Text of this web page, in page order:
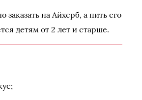
заказать на Айхерб, а пить его
детям от 2 лет и старше.